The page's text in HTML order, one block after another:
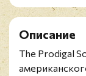
Описание
The Prodigal